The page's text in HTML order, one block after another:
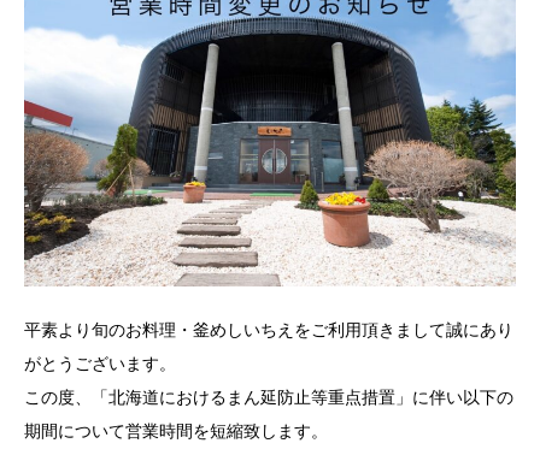
平素より旬のお料理・釜めしいちえをご利用頂きまして誠にあり
がとうございます。
この度、「北海道におけるまん延防止等重点措置」に伴い以下の
期間について営業時間を短縮致します。